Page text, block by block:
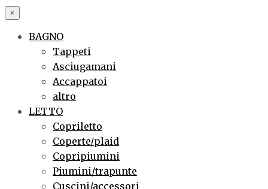
×
BAGNO
Tappeti
Asciugamani
Accappatoi
altro
LETTO
Copriletto
Coperte/plaid
Copripiumini
Piumini/trapunte
Cuscini/accessori